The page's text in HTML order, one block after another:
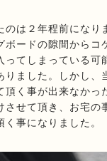
のは２年程前になり
ボードの隙間からコ
ってしまっている可
りました。しかし、
頂く事が出来なかっ
させて頂き、お宅の
事になりました。